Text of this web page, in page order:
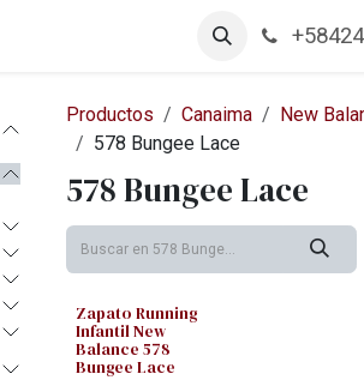
Empleos
Productos Canaima
New
578 Bungee Lace
578 Bungee Lace
Zapato Running
Infantil New
Balance 578
Bungee Lace